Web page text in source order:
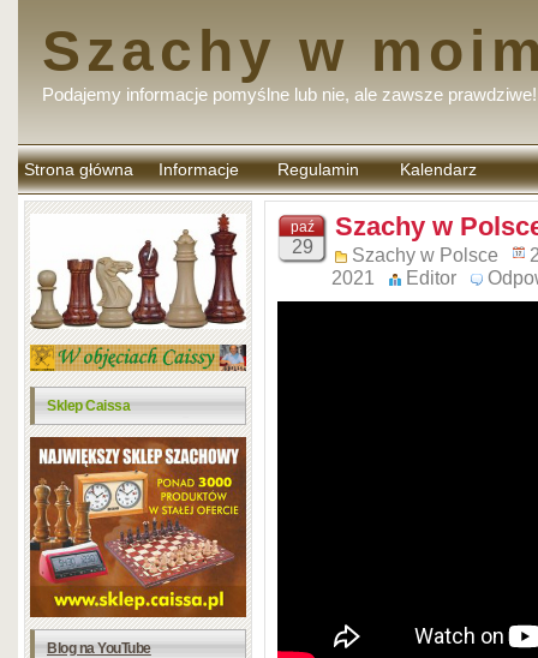
Szachy w
Podajemy informacje pomyślne lub nie, ale zawsze prawdziwe!
Strona główna Informacje Regulamin
komentarzy
Kalendarz
Sklep Caissa
Blog na YouTube
paź
29
Szachy w
Szachy w Polsce
2021
Editor